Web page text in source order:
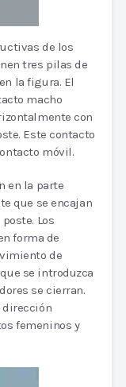
de los
tres pilas de
la figura. El
macho
con
Este contacto
móvil.
en la parte
que se encajan
Los
forma de
de
se introduzca
se cierran.
dirección
femeninos y